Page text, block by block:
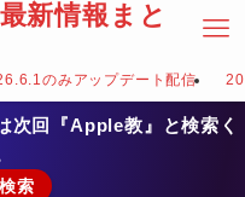
新情報まと
のみアップデート配信
次回『Apple教』と検索く
索